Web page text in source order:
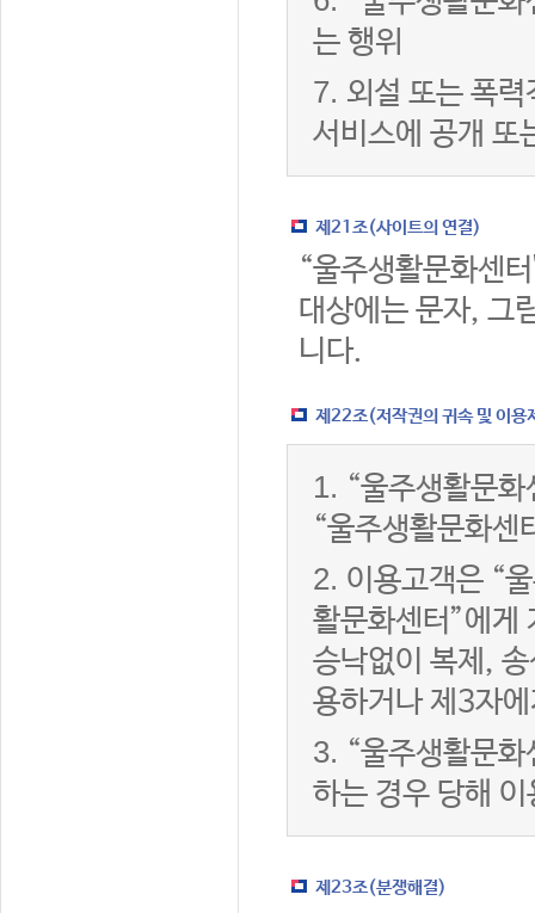
는 행위
7. 외설 또는 폭
서비스에 공개 또
제21조(사이트의 연결)
“울주생활문화센
대상에는 문자, 그
니다.
제22조(저작권의 귀속 및 이용
1. “울주생활문
“울주생활문화센
2. 이용고객은 “
활문화센터”에게
승낙없이 복제,
용하거나 제3자
3. “울주생활문
하는 경우 당해
제23조(분쟁해결)